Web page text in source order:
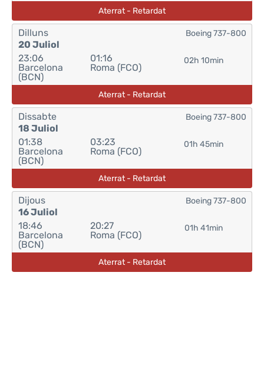
Aterrat - Retardat
Dilluns
20 Juliol
23:06
Barcelona
(BCN)
01:16
Roma (FCO)
02h 10min
Boeing 737-800
Aterrat - Retardat
Dissabte
18 Juliol
01:38
Barcelona
(BCN)
03:23
Roma (FCO)
01h 45min
Boeing 737-800
Aterrat - Retardat
Dijous
16 Juliol
18:46
Barcelona
(BCN)
20:27
Roma (FCO)
01h 41min
Boeing 737-800
Aterrat - Retardat